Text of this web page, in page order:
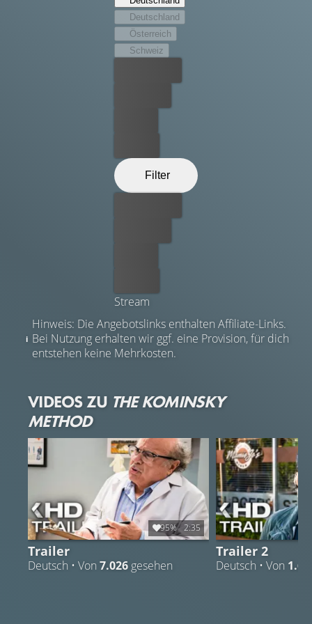
unvermeidbaren Herausforderungen des Lebens stellen.
Deutschland
Österreich
Schweiz
Filter
Stream
Hinweis: Die Angebotslinks enthalten Affiliate-Links.
Bei Nutzung erhalten wir ggf. eine Provision, für dich
entstehen keine Mehrkosten.
VIDEOS ZU THE KOMINSKY
METHOD
95% 2:35
Trailer
Deutsch • Von 7.026 gesehen
Trailer 2
Deutsch • Von